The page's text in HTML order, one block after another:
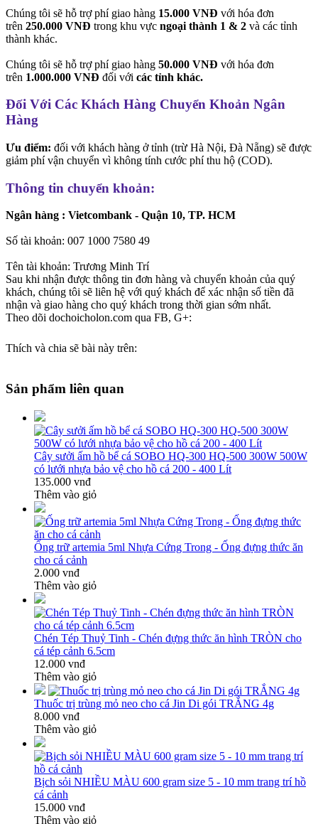
Chúng tôi sẽ hỗ trợ phí giao hàng 15.000 VNĐ với hóa đơn
trên 250.000 VNĐ trong khu vực ngoại thành 1 & 2 và các tỉnh
thành khác.
Chúng tôi sẽ hỗ trợ phí giao hàng 50.000 VNĐ với hóa đơn
trên 1.000.000 VNĐ đối với các tỉnh khác.
Đối Với Các Khách Hàng Chuyển Khoản Ngân
Hàng
Ưu điểm: đối với khách hàng ở tỉnh (trừ Hà Nội, Đà Nẵng) sẽ được
giảm phí vận chuyển vì không tính cước phí thu hộ (COD).
Thông tin chuyển khoản:
Ngân hàng : Vietcombank - Quận 10, TP. HCM
Số tài khoản: 007 1000 7580 49
Tên tài khoản: Trương Minh Trí
Sau khi nhận được thông tin đơn hàng và chuyển khoản của quý
khách, chúng tôi sẽ liên hệ với quý khách để xác nhận số tiền đã
nhận và giao hàng cho quý khách trong thời gian sớm nhất.
Theo dõi dochoicholon.com qua FB, G+:
Thích và chia sẽ bài này trên:
Sản phẩm liên quan
Cây sưởi ấm hồ bể cá SOBO HQ-300 HQ-500 300W 500W
có lưới nhựa bảo vệ cho hồ cá 200 - 400 Lít
135.000 vnđ
Thêm vào giỏ
Ống trữ artemia 5ml Nhựa Cứng Trong - Ống đựng thức ăn
cho cá cảnh
2.000 vnđ
Thêm vào giỏ
Chén Tép Thuỷ Tinh - Chén đựng thức ăn hình TRÒN cho
cá tép cảnh 6.5cm
12.000 vnđ
Thêm vào giỏ
Thuốc trị trùng mỏ neo cho cá Jin Di gói TRẮNG 4g
8.000 vnđ
Thêm vào giỏ
Bịch sỏi NHIỀU MÀU 600 gram size 5 - 10 mm trang trí hồ
cá cảnh
15.000 vnđ
Thêm vào giỏ